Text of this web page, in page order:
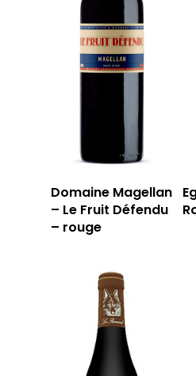
Domaine Magellan
– Le Fruit Défendu
– rouge